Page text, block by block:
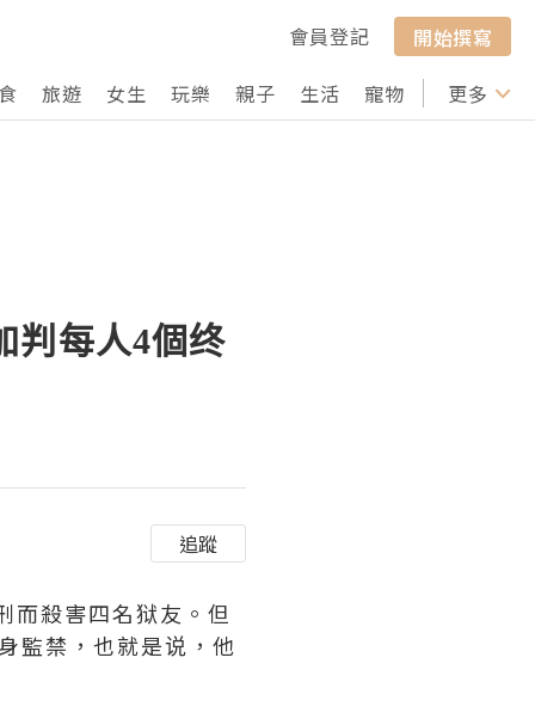
會員登記
開始撰寫
旅遊 女生 玩樂 親子 生活 寵物 行山 打卡
更多
判每人4個终
追蹤
而殺害四名狱友。但
監禁，也就是说，他